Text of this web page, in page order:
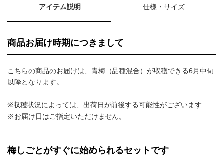
アイテム説明 仕様・サイズ
商品お届け時期につきまして
こちらの商品のお届けは、青梅（品種混合）が収穫できる6月中旬
以降となります。
※収穫状況によっては、出荷日が前後する可能性がございます
※お届け日はご指定いただけません。
梅しごとがすぐに始められるセットです